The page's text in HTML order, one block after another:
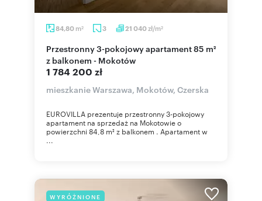
84,80 m2 3 21 040zł/m2
Przestronny 3-pokojowy apartament 85 m²
z balkonem - Mokotów
1 784 200 zł
mieszkanie Warszawa, Mokotów, Czerska
EUROVILLA prezentuje przestronny 3-pokojowy
apartament na sprzedaż na Mokotowie o
powierzchni 84,8 m² z balkonem . Apartament w
...
WYRÓŻNIONE